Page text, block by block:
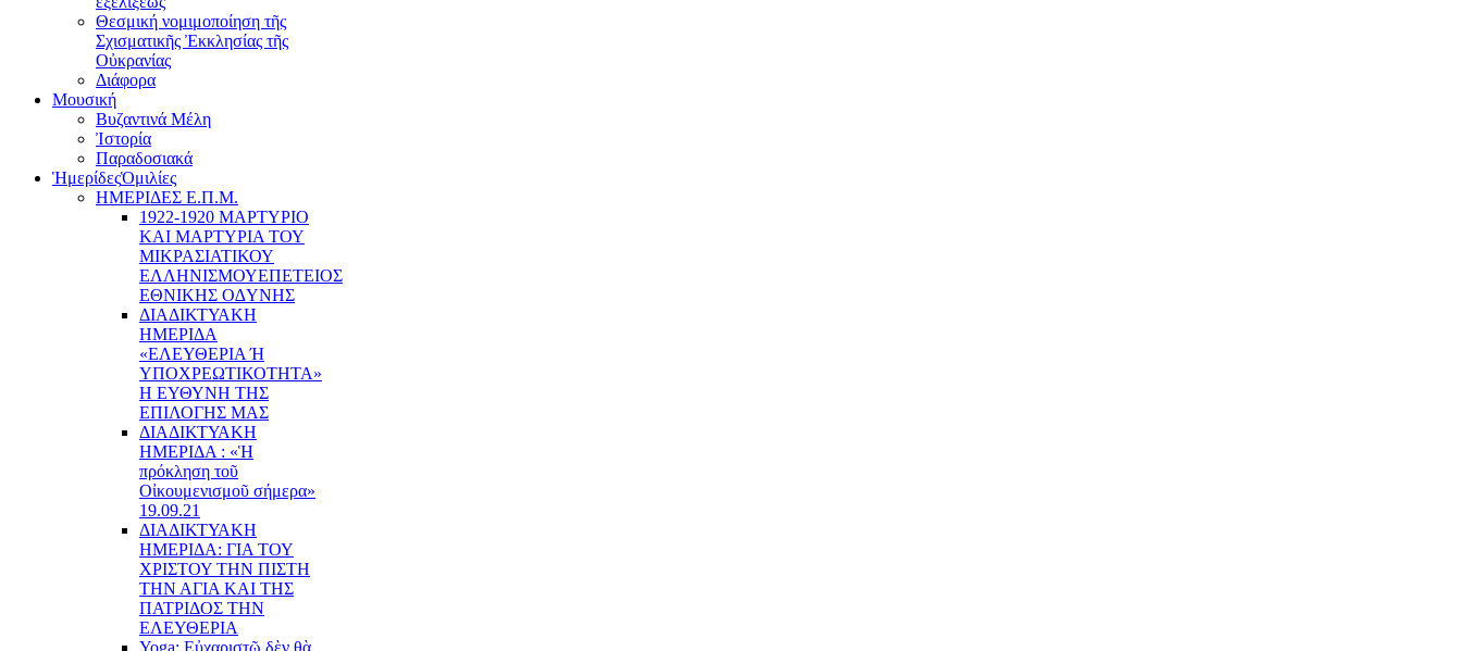
Θεσμική νομιμοποίηση τῆς
Σχισματικῆς Ἐκκλησίας τῆς
Οὐκρανίας
Διάφορα
Μουσική
Βυζαντινά Μέλη
Ἰστορία
Παραδοσιακά
ἩμερίδεςὉμιλίες
ΗΜΕΡΙΔΕΣ Ε.Π.Μ.
1922-1920 ΜΑΡΤΥΡΙΟ
ΚΑI ΜΑΡΤΥΡIΑ ΤΟΥ
ΜΙΚΡΑΣΙΑΤΙΚΟΥ
EΛΛΗΝΙΣΜΟΥEΠEΤΕΙΟΣ
EΘΝΙΚHΣ O∆YΝΗΣ
ΔΙΑΔΙΚΤΥΑΚΗ
ΗΜΕΡΙΔΑ
«EΛΕΥΘΕΡΙΑ Ή
YΠΟΧΡΕΩΤΙΚΟΤΗΤΑ»
Η ΕΥΘΥΝΗ ΤΗΣ
EΠΙΛΟΓΗΣ ΜΑΣ
ΔΙΑΔΙΚΤΥΑΚΗ
ΗΜΕΡΙΔΑ : «Ἡ
πρόκληση τοῦ
Οἰκουμενισμοῦ σήμερα»
19.09.21
ΔΙΑΔΙΚΤΥΑΚΗ
ΗΜΕΡΙΔΑ: ΓΙΑ ΤΟΥ
ΧΡΙΣΤΟΥ ΤΗΝ ΠΙΣΤΗ
ΤΗΝ ΑΓΙΑ ΚΑΙ ΤΗΣ
ΠΑΤΡΙΔΟΣ ΤΗΝ
ΕΛΕΥΘΕΡΙΑ
Yoga; Εὐχαριστῶ δὲν θὰ